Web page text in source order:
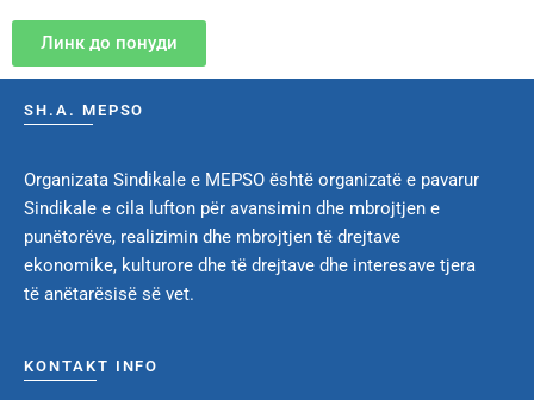
Линк до понуди
SH.A. MEPSO
Organizata Sindikale e MEPSO është organizatë e pavarur
Sindikale e cila lufton për avansimin dhe mbrojtjen e
punëtorëve, realizimin dhe mbrojtjen të drejtave
ekonomike, kulturore dhe të drejtave dhe interesave tjera
të anëtarësisë së vet.
KONTAKT INFO